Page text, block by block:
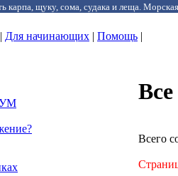
карпа, щуку, сома, судака и леща.
| Для начинающих | Помощь |
Всего